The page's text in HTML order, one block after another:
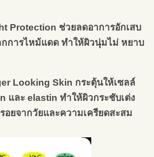
Protection ช่วยลดอาการอักเสบ
กการไหม้แดด ทำให้ผิวนุ่มไม่ หยาบ
Looking Skin กระตุ้นให้เซลล์
และ elastin ทำให้ผิวกระชับเต่ง
อยจากวัยและความเครียดสะสม